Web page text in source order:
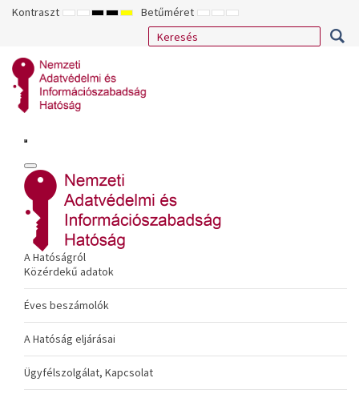
Kontraszt ALAPÉRTELMEZETT
ÉJSZAKAI
NAGY
KONTRASZTÚ
NAGY
KONTRASZTÚ
NAGY
KONTRASZTÚ
SÁRGA
FEKETE
Betűméret KISEBB
BETŰTÍPUS
ALAPÉRTELMEZETT
BETŰMÉRET
NAGYOBB
BETŰMÉRET
A Hatóságról
Közérdekű adatok
Éves beszámolók
A Hatóság eljárásai
Ügyfélszolgálat, Kapcsolat